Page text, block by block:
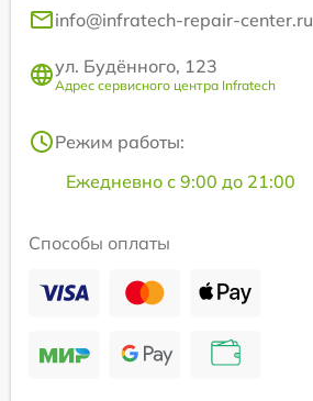
info@infratech-repair-center.ru
ул. Будённого, 123
Адрес сервисного центра Infratech
Режим работы:
Ежедневно с 9:00 до 21:00
Способы оплаты